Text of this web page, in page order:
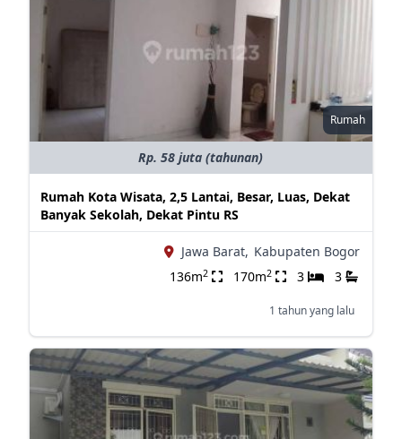
Rumah
Rp. 58 juta (tahunan)
Rumah Kota Wisata, 2,5 Lantai, Besar, Luas, Dekat
Banyak Sekolah, Dekat Pintu RS
Jawa Barat, Kabupaten Bogor
136m2 170m2 3 3
1 tahun yang lalu